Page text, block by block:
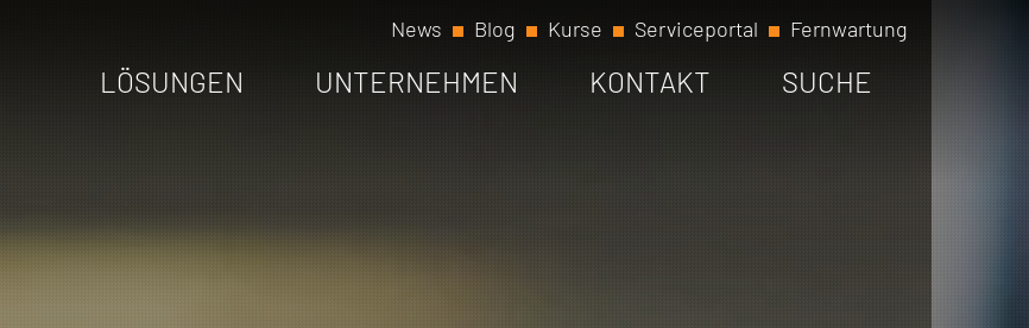
News Blog Kurse Serviceportal Fernwartung
LÖSUNGEN UNTERNEHMEN KONTAKT SUCHE